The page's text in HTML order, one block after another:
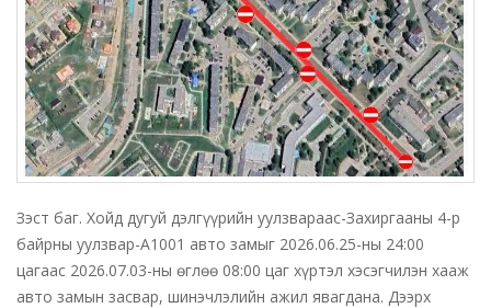
Зэст баг. Хойд дугуй дэлгүүрийн уулзвараас-Захиргааны 4-р
байрны уулзвар-А1001 авто замыг 2026.06.25-ны 24:00
цагаас 2026.07.03-ны өглөө 08:00 цаг хүртэл хэсэгчилэн хааж
авто замын засвар, шинэчлэлийн ажил явагдана. Дээрх